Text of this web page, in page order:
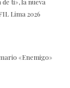
Lima 2026
«Enemigo»